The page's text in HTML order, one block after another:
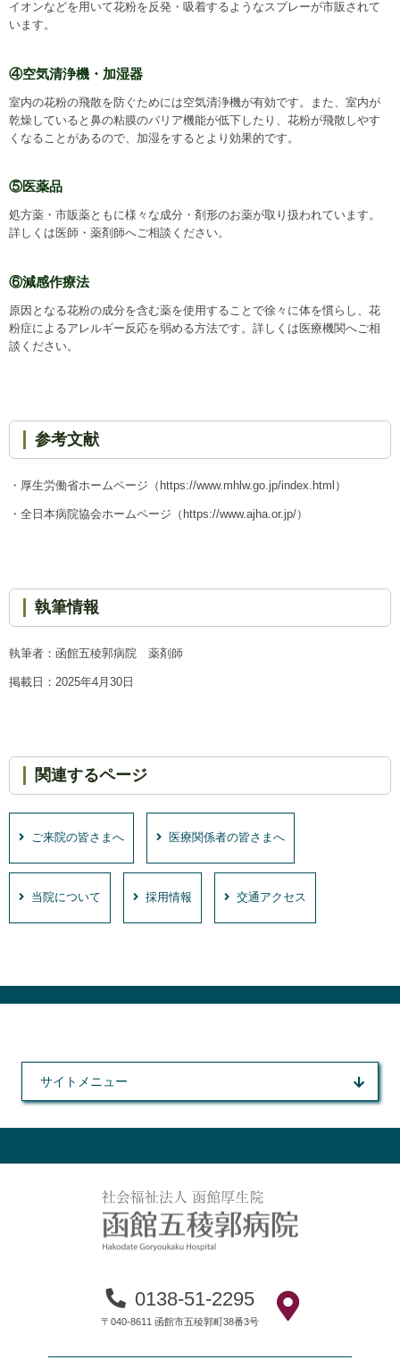
イオンなどを用いて花粉を反発・吸着するようなスプレーが市販されて
います。
④空気清浄機・加湿器
室内の花粉の飛散を防ぐためには空気清浄機が有効です。また、室内が
乾燥していると鼻の粘膜のバリア機能が低下したり、花粉が飛散しやす
くなることがあるので、加湿をするとより効果的です。
⑤医薬品
処方薬・市販薬ともに様々な成分・剤形のお薬が取り扱われています。
詳しくは医師・薬剤師へご相談ください。
⑥減感作療法
原因となる花粉の成分を含む薬を使用することで徐々に体を慣らし、花
粉症によるアレルギー反応を弱める方法です。詳しくは医療機関へご相
談ください。
参考文献
・厚生労働省ホームページ（https://www.mhlw.go.jp/index.html）
・全日本病院協会ホームページ（https://www.ajha.or.jp/）
執筆情報
執筆者：函館五稜郭病院 薬剤師
掲載日：2025年4月30日
関連するページ
ご来院の皆さまへ 医療関係者の皆さまへ
当院について 採用情報 交通アクセス
サイトメニュー
0138-51-2295
〒040-8611 函館市五稜郭町38番3号